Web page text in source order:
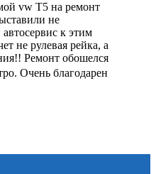
vw Т5 на ремонт
не
к этим
не рулевая рейка, а
Ремонт обошелся
Очень благодарен